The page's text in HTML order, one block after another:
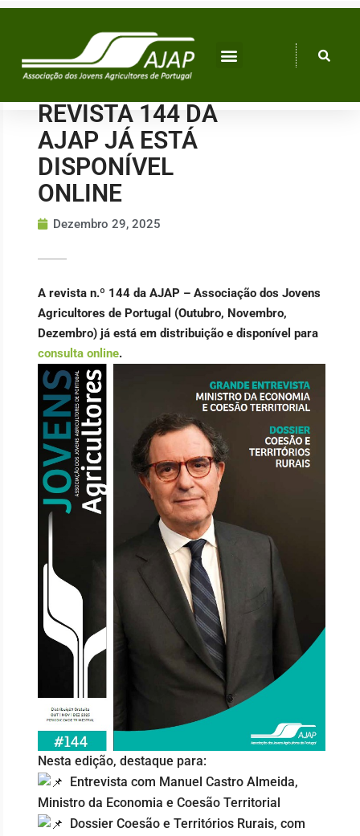
Skip
REVISTA 144 DA
AJAP JÁ ESTÁ
DISPONÍVEL
ONLINE
Dezembro 29, 2025
A revista n.º 144 da AJAP – Associação dos Jovens
Agricultores de Portugal (Outubro, Novembro,
Dezembro) já está em distribuição e disponível para
consulta online.
Nesta edição, destaque para:
Entrevista com Manuel Castro Almeida,
Ministro da Economia e Coesão Territorial
Dossier Coesão e Territórios Rurais, com